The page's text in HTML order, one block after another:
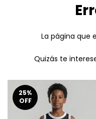
La página que
Quizás te
25%
OFF